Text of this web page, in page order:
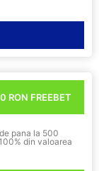
RON FREEBET
pana la 500
din valoarea